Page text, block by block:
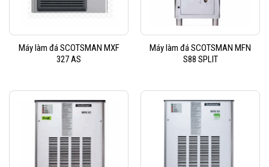
Máy làm đá SCOTSMAN MXF
327 AS
Máy làm đá SCOTSMAN MFN
S88 SPLIT